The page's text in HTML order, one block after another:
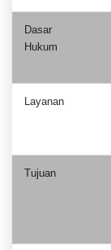
Dasar
Hukum
Layanan
Tujuan